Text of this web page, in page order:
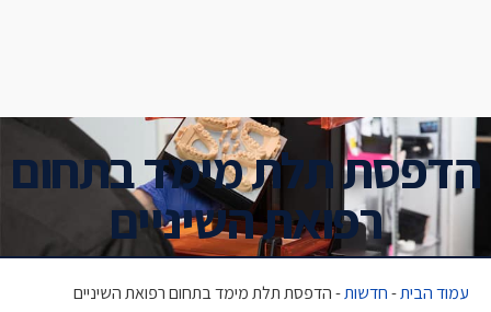
הדפסת תלת מימד בתחום
רפואת השיניים
עמוד הבית-חדשות-הדפסת תלת מימד בתחום רפואת השיניים